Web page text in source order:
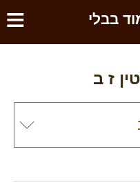
≡ בבלי
ז ב